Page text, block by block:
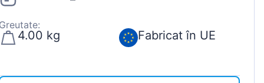
4.00 kg Fabricat în UE